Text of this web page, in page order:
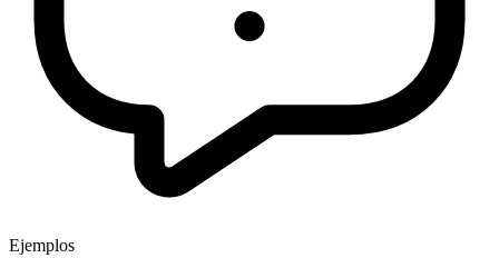
Ejemplos